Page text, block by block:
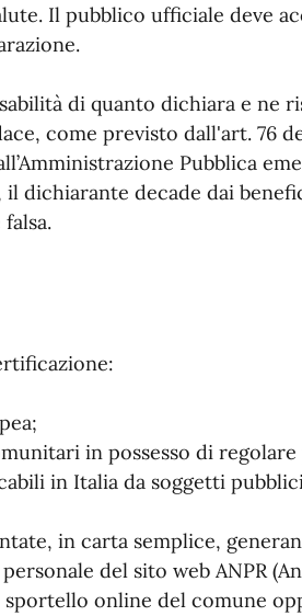
Il pubblico ufficiale deve
di quanto dichiara e ne
come previsto dall'art. 76
Pubblica
dichiarante decade dai
in possesso di
in Italia da soggetti
in carta semplice,
del sito web ANPR
sportello online del comune